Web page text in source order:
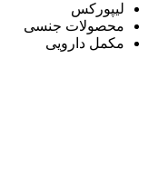
لیپورکس
محصولات جنسی
مکمل دارویی